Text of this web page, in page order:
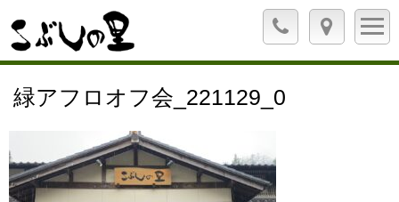
緑アフロオフ会_221129_0